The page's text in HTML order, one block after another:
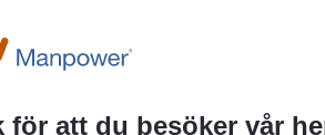
för att du besöker vår